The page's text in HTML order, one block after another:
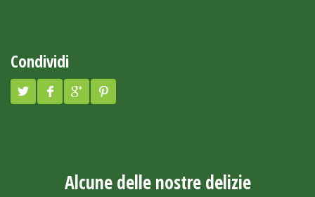
Condividi
Alcune delle nostre delizie